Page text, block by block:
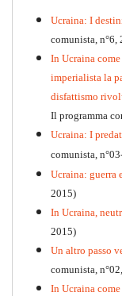
PDF n°10 -
Ucraina: I
comunista, n°6,
In Ucraina
imperialista la
disfattismo
Il programma
Ucraina: I
comunista,
Ucraina: guerra
2015)
In Ucraina,
2015)
Un altro passo
comunista,
In Ucraina